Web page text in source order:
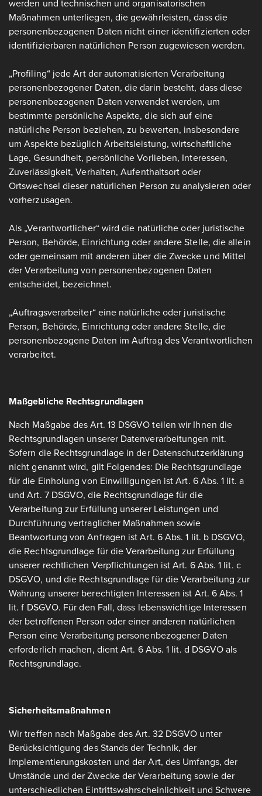
werden und technischen und organisatorischen
Maßnahmen unterliegen, die gewährleisten, dass die
personenbezogenen Daten nicht einer identifizierten oder
identifizierbaren natürlichen Person zugewiesen werden.
„Profiling“ jede Art der automatisierten Verarbeitung
personenbezogener Daten, die darin besteht, dass diese
personenbezogenen Daten verwendet werden, um
bestimmte persönliche Aspekte, die sich auf eine
natürliche Person beziehen, zu bewerten, insbesondere
um Aspekte bezüglich Arbeitsleistung, wirtschaftliche
Lage, Gesundheit, persönliche Vorlieben, Interessen,
Zuverlässigkeit, Verhalten, Aufenthaltsort oder
Ortswechsel dieser natürlichen Person zu analysieren oder
vorherzusagen.
Als „Verantwortlicher“ wird die natürliche oder juristische
Person, Behörde, Einrichtung oder andere Stelle, die allein
oder gemeinsam mit anderen über die Zwecke und Mittel
der Verarbeitung von personenbezogenen Daten
entscheidet, bezeichnet.
„Auftragsverarbeiter“ eine natürliche oder juristische
Person, Behörde, Einrichtung oder andere Stelle, die
personenbezogene Daten im Auftrag des Verantwortlichen
verarbeitet.
Maßgebliche Rechtsgrundlagen
Nach Maßgabe des Art. 13 DSGVO teilen wir Ihnen die
Rechtsgrundlagen unserer Datenverarbeitungen mit.
Sofern die Rechtsgrundlage in der Datenschutzerklärung
nicht genannt wird, gilt Folgendes: Die Rechtsgrundlage
für die Einholung von Einwilligungen ist Art. 6 Abs. 1 lit. a
und Art. 7 DSGVO, die Rechtsgrundlage für die
Verarbeitung zur Erfüllung unserer Leistungen und
Durchführung vertraglicher Maßnahmen sowie
Beantwortung von Anfragen ist Art. 6 Abs. 1 lit. b DSGVO,
die Rechtsgrundlage für die Verarbeitung zur Erfüllung
unserer rechtlichen Verpflichtungen ist Art. 6 Abs. 1 lit. c
DSGVO, und die Rechtsgrundlage für die Verarbeitung zur
Wahrung unserer berechtigten Interessen ist Art. 6 Abs. 1
lit. f DSGVO. Für den Fall, dass lebenswichtige Interessen
der betroffenen Person oder einer anderen natürlichen
Person eine Verarbeitung personenbezogener Daten
erforderlich machen, dient Art. 6 Abs. 1 lit. d DSGVO als
Rechtsgrundlage.
Sicherheitsmaßnahmen
Wir treffen nach Maßgabe des Art. 32 DSGVO unter
Berücksichtigung des Stands der Technik, der
Implementierungskosten und der Art, des Umfangs, der
Umstände und der Zwecke der Verarbeitung sowie der
unterschiedlichen Eintrittswahrscheinlichkeit und Schwere